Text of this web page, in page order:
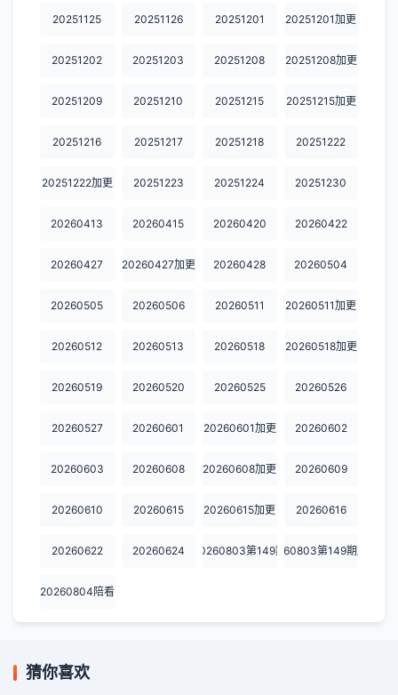
20251125 20251126 20251201 20251201加更
20251202 20251203 20251208 20251208加更
20251209 20251210 20251215 20251215加更
20251216 20251217 20251218 20251222
20251222加更 20251223 20251224 20251230
20260413 20260415 20260420 20260422
20260427 20260427加更 20260428 20260504
20260505 20260506 20260511 20260511加更
20260512 20260513 20260518 20260518加更
20260519 20260520 20260525 20260526
20260527 20260601 20260601加更 20260602
20260603 20260608 20260608加更 20260609
20260610 20260615 20260615加更 20260616
20260622 20260624 20260803第149期20260803第149期加更
20260804陪看
猜你喜欢